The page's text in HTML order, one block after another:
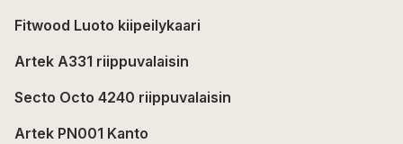
Fitwood Luoto kiipeilykaari
Artek A331 riippuvalaisin
Secto Octo 4240 riippuvalaisin
Artek PN001 Kanto